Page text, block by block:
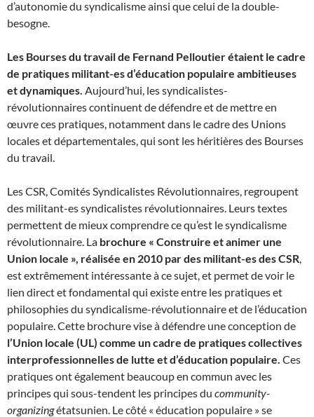
d’autonomie du syndicalisme ainsi que celui de la double-
besogne.
Les Bourses du travail de Fernand Pelloutier étaient le cadre
de pratiques militant-es d’éducation populaire ambitieuses
et dynamiques. Aujourd’hui, les syndicalistes-
révolutionnaires continuent de défendre et de mettre en
œuvre ces pratiques, notamment dans le cadre des Unions
locales et départementales, qui sont les héritières des Bourses
du travail.
Les CSR, Comités Syndicalistes Révolutionnaires, regroupent
des militant-es syndicalistes révolutionnaires. Leurs textes
permettent de mieux comprendre ce qu’est le syndicalisme
révolutionnaire. La brochure « Construire et animer une
Union locale », réalisée en 2010 par des militant-es des CSR
est extrêmement intéressante à ce sujet, et permet de voir le
lien direct et fondamental qui existe entre les pratiques et
philosophies du syndicalisme-révolutionnaire et de l’éducation
populaire. Cette brochure vise à défendre une conception de
l’Union locale (UL) comme un cadre de pratiques collectives
interprofessionnelles de lutte et d’éducation populaire. Ces
pratiques ont également beaucoup en commun avec les
principes qui sous-tendent les principes du community-
organizingétatsunien. Le côté « éducation populaire » se